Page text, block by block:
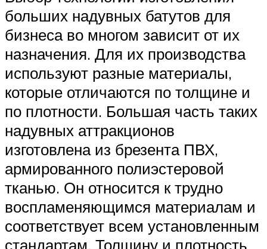
больших надувных батутов для
бизнеса во многом зависит от их
назначения. Для их производства
используют разные материалы,
которые отличаются по толщине и
по плотности. Большая часть таких
надувных аттракционов
изготовлена из брезента ПВХ,
армированного полиэстеровой
тканью. Он относится к трудно
воспламеняющимся материалам и
соответствует всем установленным
стандартам. Толщину и плотность